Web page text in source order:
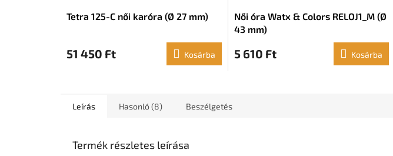
Tetra 125-C női karóra (Ø 27 mm)
51 450 Ft Kosárba
Női óra Watx & Colors RELOJ1_M (Ø
43 mm)
5 610 Ft Kosárba
Leírás Hasonló (8) Beszélgetés
Termék részletes leírása